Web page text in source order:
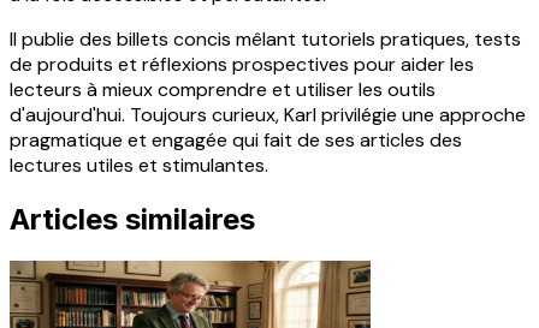
Il publie des billets concis mêlant tutoriels pratiques, tests
de produits et réflexions prospectives pour aider les
lecteurs à mieux comprendre et utiliser les outils
d'aujourd'hui. Toujours curieux, Karl privilégie une approche
pragmatique et engagée qui fait de ses articles des
lectures utiles et stimulantes.
Articles similaires